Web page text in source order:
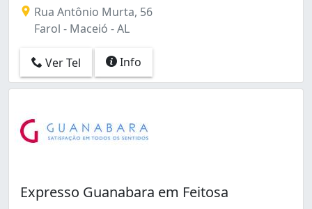
Rua Antônio Murta, 56
Farol - Maceió - AL
Ver Tel Info
Expresso Guanabara em Feitosa